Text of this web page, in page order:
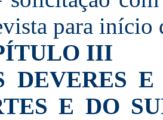
para início
III
DEVERES
E DO